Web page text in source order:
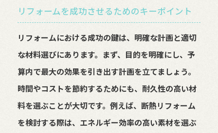
リフォームを成功させるためのキーポイント
リフォームにおける成功の鍵は、明確な計画と適切
な材料選びにあります。まず、目的を明確にし、予
算内で最大の効果を引き出す計画を立てましょう。
時間やコストを節約するためにも、耐久性の高い材
料を選ぶことが大切です。例えば、断熱リフォーム
を検討する際は、エネルギー効率の高い素材を選ぶ